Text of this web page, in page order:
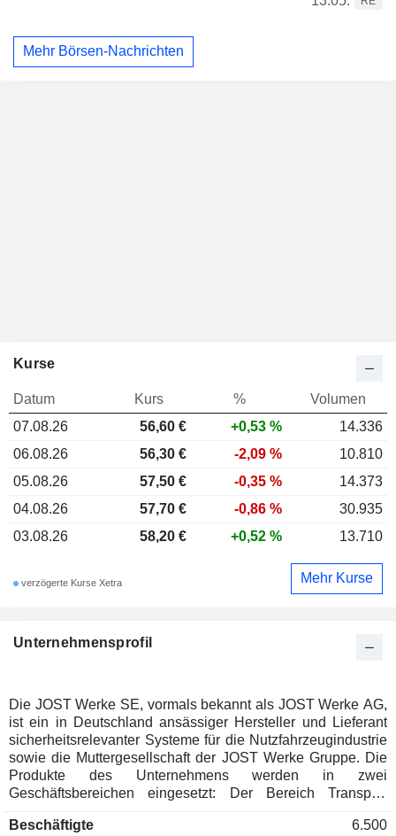
Mehr Börsen-Nachrichten
Unternehmensprofil
Die JOST Werke SE, vormals bekannt als JOST Werke AG,
ist ein in Deutschland ansässiger Hersteller und Lieferant
sicherheitsrelevanter Systeme für die Nutzfahrzeugindustrie
sowie die Muttergesellschaft der JOST Werke Gruppe. Die
Produkte des Unternehmens werden in zwei
Geschäftsbereichen eingesetzt: Der Bereich Transport
der Marke JOST werden Sattelkupplungen, Stützfüße und
Beschäftigte 6.500
Kurse
Datum Kurs %
Volumen
07.08.26
56,60 € +0,53 %
14.336
06.08.26
56,30 € -2,09 %
10.810
05.08.26
57,50 € -0,35 %
14.373
04.08.26
57,70 € -0,86 %
30.935
03.08.26
58,20 € +0,52 % 13.710
verzögerte Kurse Xetra Mehr Kurse